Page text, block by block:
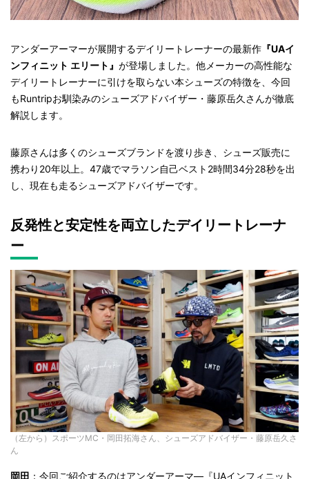
アンダーアーマーが展開するデイリートレーナーの最新作 『UAイ
ンフィニット エリート』 が登場しました。他メーカーの高性能な
デイリートレーナーに引けを取らない本シューズの特徴を、今回
もRuntripお馴染みのシューズアドバイザー・藤原岳久さんが徹底
解説します。
藤原さんは多くのシューズブランドを渡り歩き、シューズ販売に
携わり20年以上。47歳でマラソン自己ベスト2時間34分28秒を出
し、現在も走るシューズアドバイザーです。
反発性と安定性を両立したデイリートレーナ
ー
（左から）スポーツMC・岡田拓海さん、シューズアドバイザー・藤原岳久さ
ん
岡田 ：今回ご紹介するのはアンダーアーマ―『UAインフィニット